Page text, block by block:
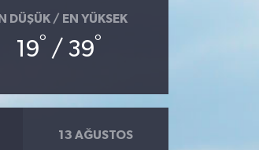
DÜŞÜK / EN YÜKSEK
19° / 39°
13 AĞUSTOS